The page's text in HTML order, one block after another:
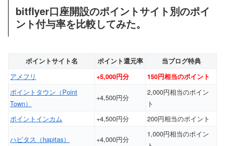
bitflyer口座開設のポイントサイト別のポイ
ント付与率を比較してみた。
ポイントサイト名 ポイント還元率 当ブログ特典
アメフリ +5,000円分 150円相当のポイント
ポイントタウン（Point
Town）
+4,500円分
2,000円相当のポイン
ト
ポイントインカム
+4,500円分 200円相当のポイント
ハピタス（hapitas） +4,000円分
1,000円相当のポイン